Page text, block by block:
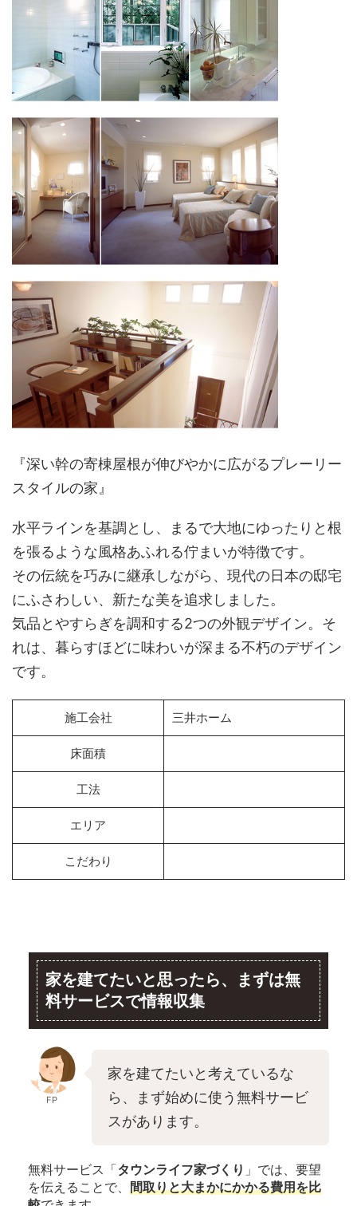
『深い幹の寄棟屋根が伸びやかに広がるプレーリー
スタイルの家』
水平ラインを基調とし、まるで大地にゆったりと根
を張るような風格あふれる佇まいが特徴です。
その伝統を巧みに継承しながら、現代の日本の邸宅
にふさわしい、新たな美を追求しました。
気品とやすらぎを調和する2つの外観デザイン。そ
れは、暮らすほどに味わいが深まる不朽のデザイン
です。
施工会社 三井ホーム
床面積
工法
エリア
こだわり
家を建てたいと思ったら、まずは無
料サービスで情報収集
FP
家を建てたいと考えているな
ら、まず始めに使う無料サービ
スがあります。
無料サービス「タウンライフ家づくり 」では、要望
を伝えることで、 間取りと大まかにかかる費用を比